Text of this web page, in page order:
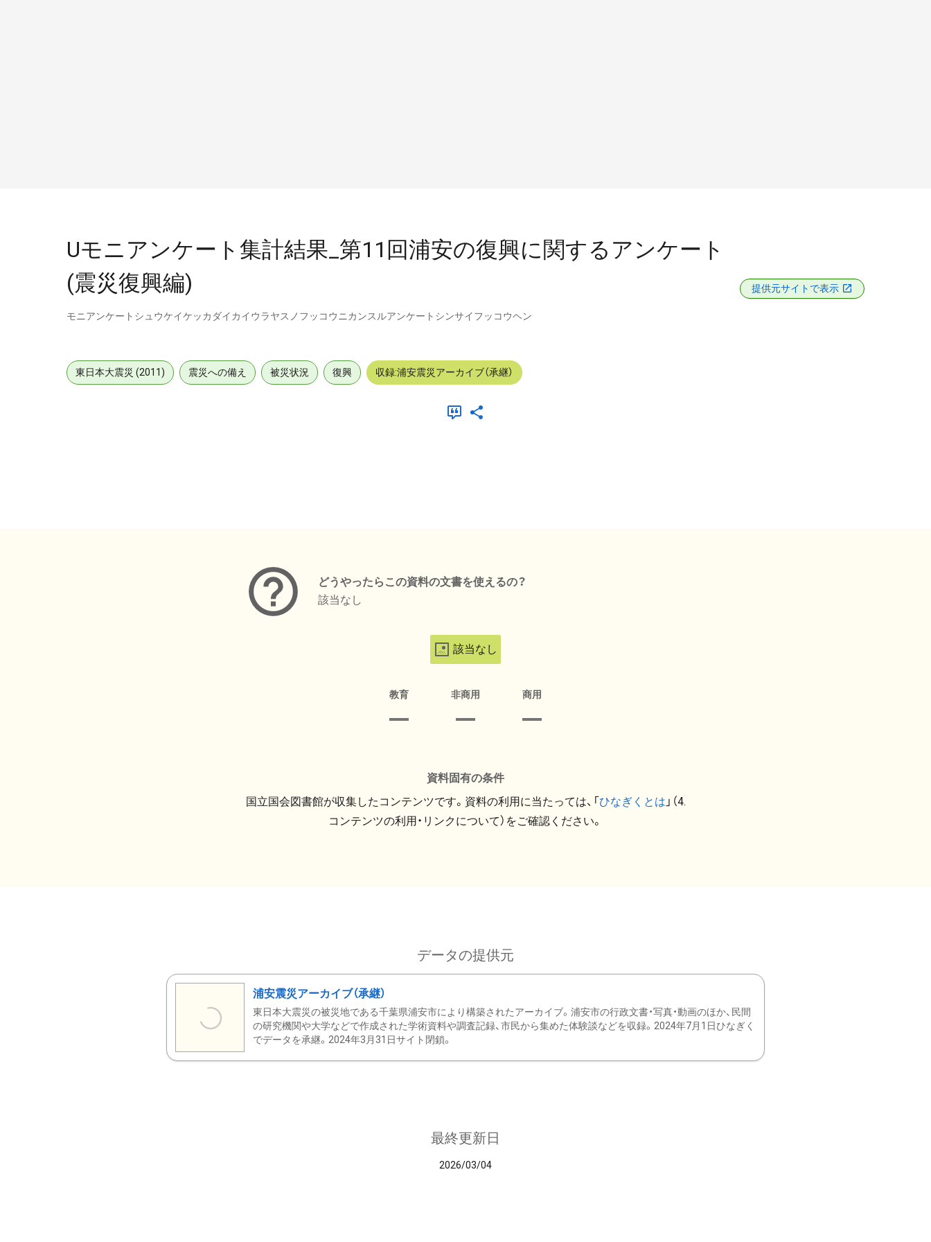
Uモニアンケート集計結果_第11回浦安の復興に関するアンケート
(震災復興編)
モニアンケートシュウケイケッカダイカイウラヤスノフッコウニカンスルアンケートシンサイフッコウヘン
提供元サイトで表示
東日本大震災 (2011) 震災への備え 被災状況 復興 収録:浦安震災アーカイブ（承継）
どうやったらこの資料の文書を使えるの？
該当なし
該当なし
教育 非商用 商用
資料固有の条件
国立国会図書館が収集したコンテンツです。資料の利用に当たっては、「ひなぎくとは 」（4.
コンテンツの利用・リンクについて）をご確認ください。
データの提供元
浦安震災アーカイブ（承継）
東日本大震災の被災地である千葉県浦安市により構築されたアーカイブ。浦安市の行政文書・写真・動画のほか、民間
の研究機関や大学などで作成された学術資料や調査記録、市民から集めた体験談などを収録。2024年7月1日ひなぎく
でデータを承継。2024年3月31日サイト閉鎖。
最終更新日
2026/03/04